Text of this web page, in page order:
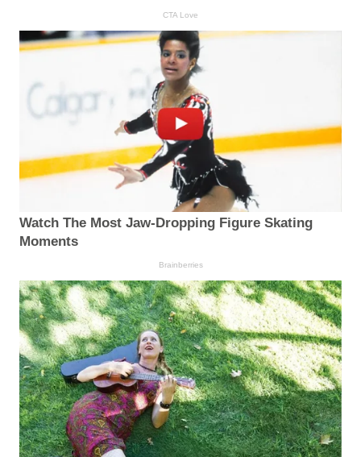
CTA Love
Watch The Most Jaw‑Dropping Figure Skating
Moments
Brainberries